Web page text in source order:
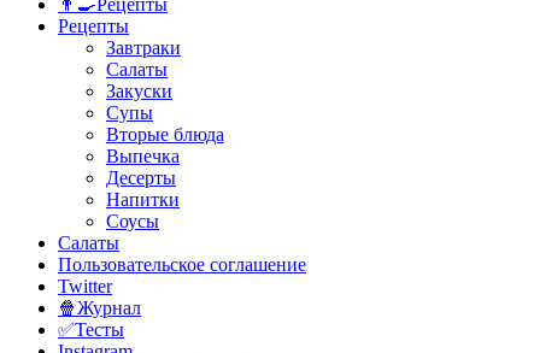
👨‍🍳Рецепты
Рецепты
Завтраки
Салаты
Закуски
Супы
Вторые блюда
Выпечка
Десерты
Напитки
Соусы
Салаты
Пользовательское соглашение
Twitter
🍿Журнал
✅Тесты